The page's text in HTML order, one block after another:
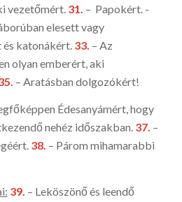
vezetőmért. 31. – Papokért. -
elesett vagy
katoná­kért. 33. – Az
olyan emberért, aki
– Aratásban dolgozókért!
Édesanyámért, hogy
nehéz időszakban. 37. –
38. – Párom mihamarabbi
39. – Leköszönő és leendő